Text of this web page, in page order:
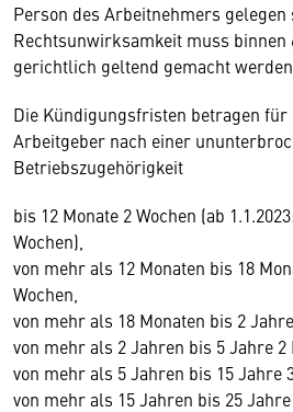
Person des Arbeitnehmers gelegen
Rechtsunwirksamkeit muss binnen
gerichtlich geltend gemacht
Die Kündigungsfristen betragen für
Arbeitgeber nach einer
Betriebszugehörigkeit
bis 12 Monate 2 Wochen (ab
Wochen),
von mehr als 12 Monaten bis 18
Wochen,
von mehr als 18 Monaten bis 2 Jahre
von mehr als 2 Jahren bis 5 Jahre 2
von mehr als 5 Jahren bis 15 Jahre
von mehr als 15 Jahren bis 25 Jahre